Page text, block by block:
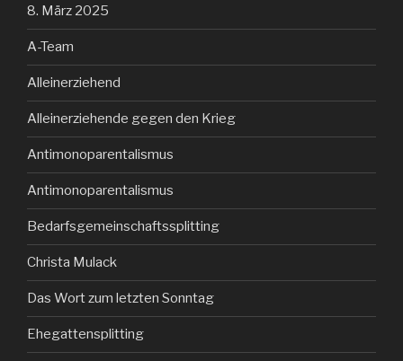
8. März 2025
A-Team
Alleinerziehend
Alleinerziehende gegen den Krieg
Antimonoparentalismus
Antimonoparentalismus
Bedarfsgemeinschaftssplitting
Christa Mulack
Das Wort zum letzten Sonntag
Ehegattensplitting